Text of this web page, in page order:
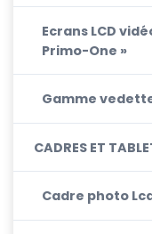
Ecrans LCD
Primo-One »
Gamme
CADRES ET
Cadre photo